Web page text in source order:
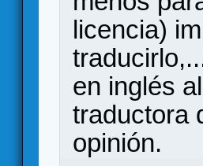
licencia)
en inglés
traductora
opinión.